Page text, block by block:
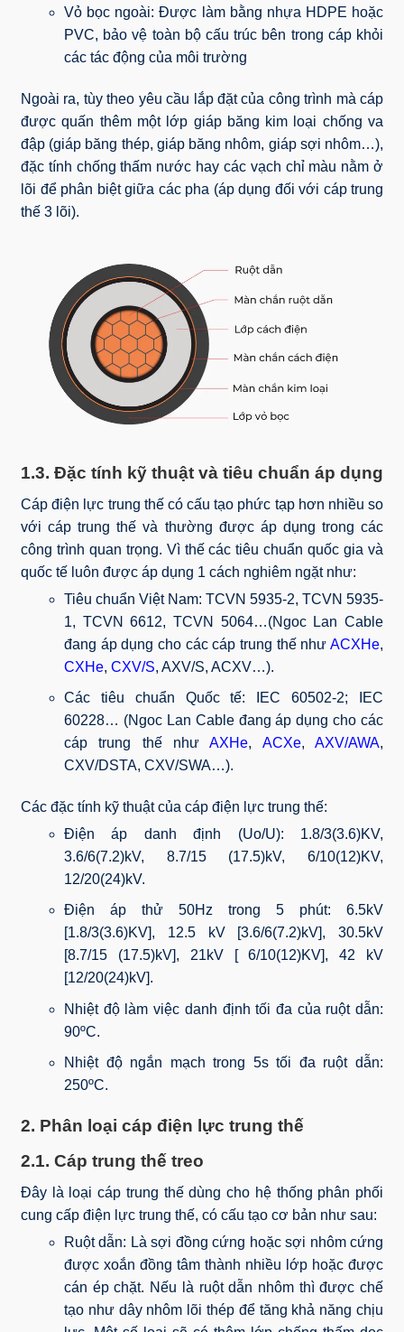
Vỏ bọc ngoài: Được làm bằng nhựa HDPE hoặc
PVC, bảo vệ toàn bộ cấu trúc bên trong cáp khỏi
các tác động của môi trường
Ngoài ra, tùy theo yêu cầu lắp đặt của công trình mà cáp
được quấn thêm một lớp giáp băng kim loại chống va
đập (giáp băng thép, giáp băng nhôm, giáp sợi nhôm…),
đặc tính chống thấm nước hay các vạch chỉ màu nằm ở
lõi để phân biệt giữa các pha (áp dụng đối với cáp trung
thế 3 lõi).
1.3. Đặc tính kỹ thuật và tiêu chuẩn áp dụng
Cáp điện lực trung thế có cấu tạo phức tạp hơn nhiều so
với cáp trung thế và thường được áp dụng trong các
công trình quan trọng. Vì thế các tiêu chuẩn quốc gia và
quốc tế luôn được áp dụng 1 cách nghiêm ngặt như:
Tiêu chuẩn Việt Nam: TCVN 5935-2, TCVN 5935-
1, TCVN 6612, TCVN 5064…(Ngoc Lan Cable
đang áp dụng cho các cáp trung thế như ACXHe,
CXHe, CXV/S, AXV/S, ACXV…).
Các tiêu chuẩn Quốc tế: IEC 60502-2; IEC
60228… (Ngoc Lan Cable đang áp dụng cho các
cáp trung thế nhưAXHe, ACXe,AXV/AWA,
CXV/DSTA, CXV/SWA…).
Các đặc tính kỹ thuật của cáp điện lực trung thế:
Điện áp danh định (Uo/U): 1.8/3(3.6)KV,
3.6/6(7.2)kV, 8.7/15 (17.5)kV, 6/10(12)KV,
12/20(24)kV.
Điện áp thử 50Hz trong 5 phút: 6.5kV
[1.8/3(3.6)KV], 12.5 kV [3.6/6(7.2)kV], 30.5kV
[8.7/15 (17.5)kV], 21kV [ 6/10(12)KV], 42 kV
[12/20(24)kV].
Nhiệt độ làm việc danh định tối đa của ruột dẫn:
90ºC.
Nhiệt độ ngắn mạch trong 5s tối đa ruột dẫn:
250ºC.
2. Phân loại cáp điện lực trung thế
2.1. Cáp trung thế treo
Đây là loại cáp trung thế dùng cho hệ thống phân phối
cung cấp điện lực trung thế, có cấu tạo cơ bản như sau:
Ruột dẫn: Là sợi đồng cứng hoặc sợi nhôm cứng
được xoắn đồng tâm thành nhiều lớp hoặc được
cán ép chặt. Nếu là ruột dẫn nhôm thì được chế
tạo như dây nhôm lõi thép để tăng khả năng chịu